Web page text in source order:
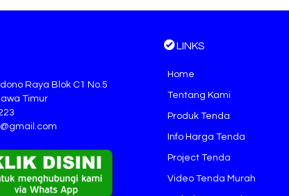
Raya Blok C1 No.5
Timur
LINKS
Home
Tentang Kami
Produk Tenda
Info Harga Tenda
Project Tenda
Video Tenda Murah